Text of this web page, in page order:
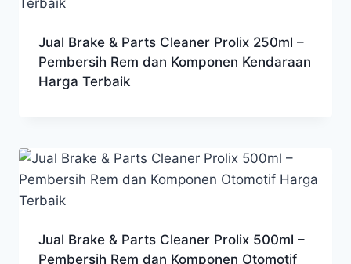
Jual Brake & Parts Cleaner Prolix 250ml –
Pembersih Rem dan Komponen Kendaraan
Harga Terbaik
Jual Brake & Parts Cleaner Prolix 500ml –
Pembersih Rem dan Komponen Otomotif